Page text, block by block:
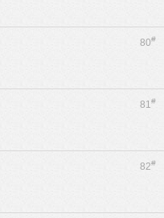
80#
81#
82#